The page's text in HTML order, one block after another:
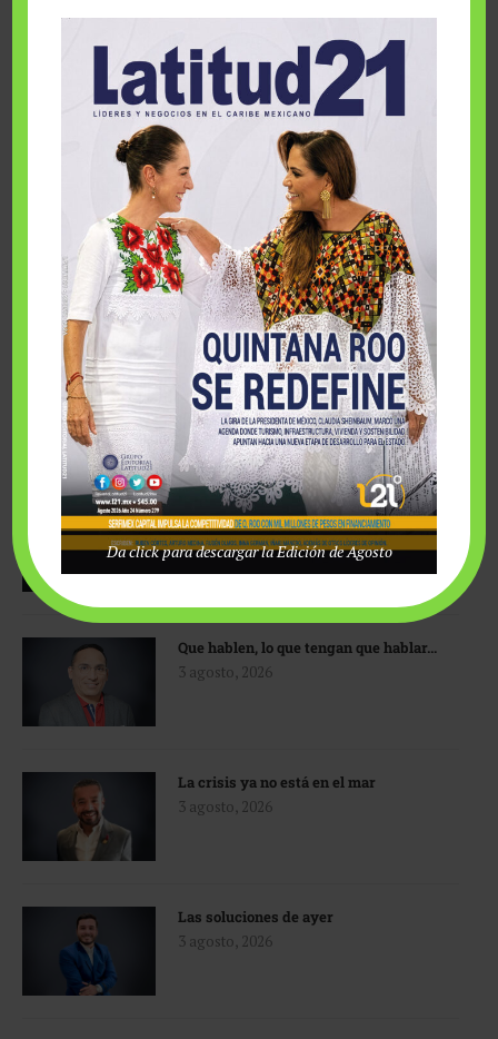
3 agosto, 2026
IA en empresas de cincuentones
3 agosto, 2026
TMEC y turismo
3 agosto, 2026
Un respiro para el Caribe mexicano
3 agosto, 2026
Sherlock Holmes y la IA
3 agosto, 2026
Que hablen, lo que tengan que hablar…
3 agosto, 2026
La crisis ya no está en el mar
3 agosto, 2026
Las soluciones de ayer
3 agosto, 2026
Da click para descargar la Edición de Agosto